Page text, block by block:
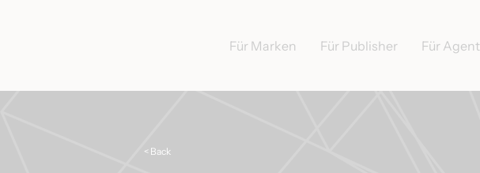
Für Marken Für Publisher Für
< Back